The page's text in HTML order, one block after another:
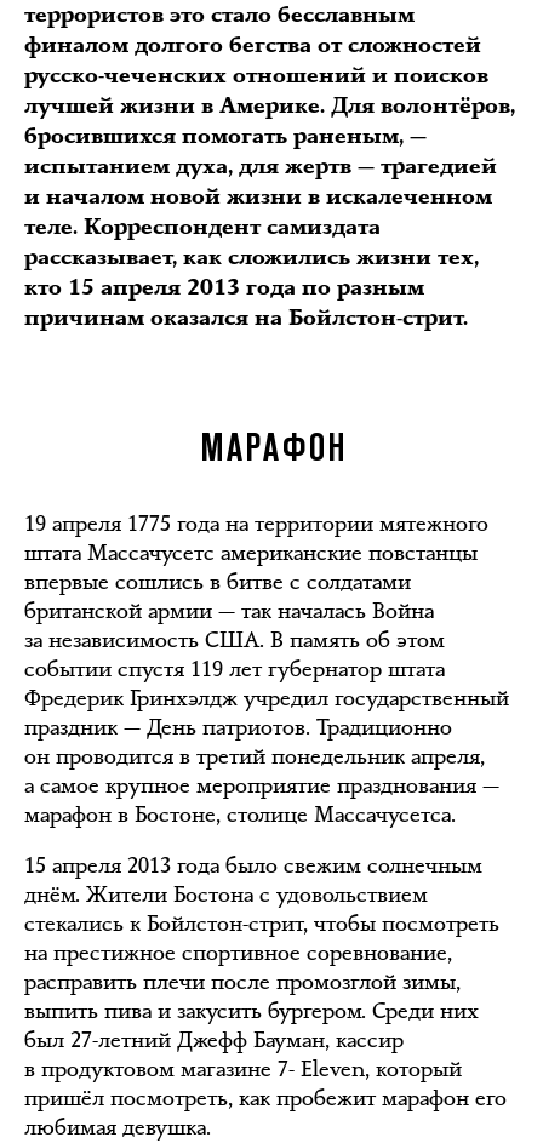
террористов это стало бесславным
финалом долгого бегства от сложностей
русско-чеченских отношений и поисков
лучшей жизни в Америке. Для волонтёров,
бросившихся помогать раненым, —
испытанием духа, для жертв — трагедией
и началом новой жизни в искалеченном
теле. Корреспондент самиздата
рассказывает, как сложились жизни тех,
кто 15 апреля 2013 года по разным
причинам оказался на Бойлстон-стрит.
МАРАФОН
19 апреля 1775 года на территории мятежного
штата Массачусетс американские повстанцы
впервые сошлись в битве с солдатами
британской армии — так началась Война
за независимость США. В память об этом
событии спустя 119 лет губернатор штата
Фредерик Гринхэлдж учредил государственный
праздник — День патриотов. Традиционно
он проводится в третий понедельник апреля,
а самое крупное мероприятие празднования —
марафон в Бостоне, столице Массачусетса.
15 апреля 2013 года было свежим солнечным
днём. Жители Бостона с удовольствием
стекались к Бойлстон-стрит, чтобы посмотреть
на престижное спортивное соревнование,
расправить плечи после промозглой зимы,
выпить пива и закусить бургером. Среди них
был 27-летний Джефф Бауман, кассир
в продуктовом магазине 7- Eleven, который
пришёл посмотреть, как пробежит марафон его
любимая девушка.